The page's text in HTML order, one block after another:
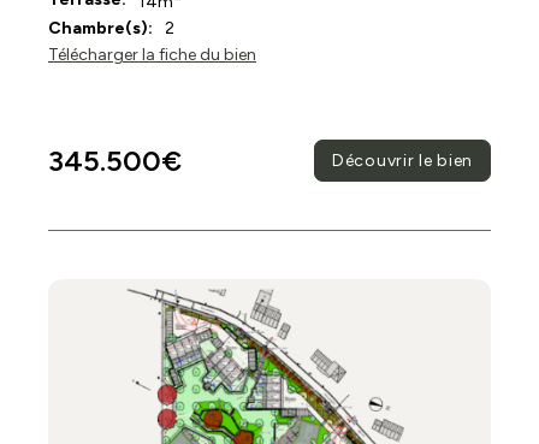
Chambre(s):
2
Télécharger la fiche du bien
345.500€ Découvrir le bien